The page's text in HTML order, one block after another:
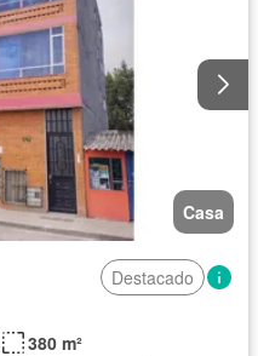
Casa
Destacado
380 m²